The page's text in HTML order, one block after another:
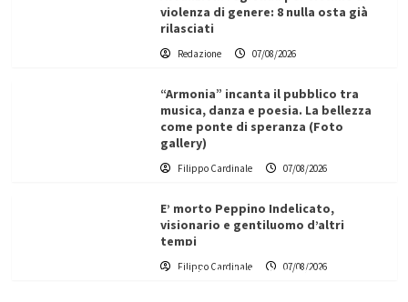
violenza di genere: 8 nulla osta già
rilasciati
Redazione 07/08/2026
“Armonia” incanta il pubblico tra
musica, danza e poesia. La bellezza
come ponte di speranza (Foto
gallery)
Filippo Cardinale 07/08/2026
E’ morto Peppino Indelicato,
visionario e gentiluomo d’altri
tempi
Filippo Cardinale 07/08/2026
L’ingegnere saccense Buscarnera partner chiave
di un progetto transnazionale per la transizione